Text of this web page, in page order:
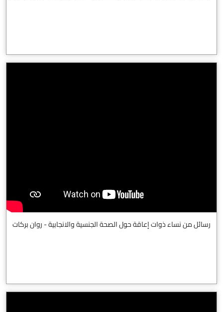
رسائل من نساء ذوات إعاقة حول الصحة الجنسية والانجابية - روان بركات